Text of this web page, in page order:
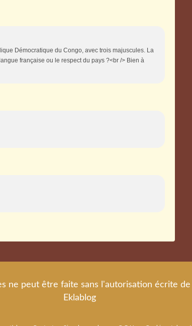
Démocratique du Congo, avec trois majuscules. La
française ou le respect du pays ?<br /> Bien à
ne peut être faite sans l'autorisation écrite
Eklablog